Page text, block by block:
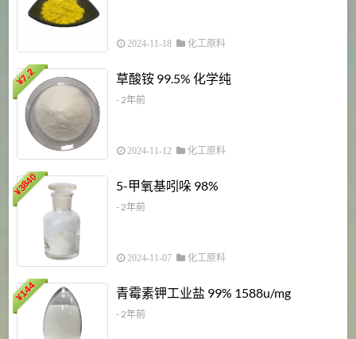
2024-11-18 化工原料
¥
7.2 草酸铵 99.5% 化学纯
- 2年前
2024-11-12 化工原料
¥
3840 5-甲氧基吲哚 98%
- 2年前
2024-11-07 化工原料
¥
144 青霉素钾工业盐 99% 1588u/mg
- 2年前